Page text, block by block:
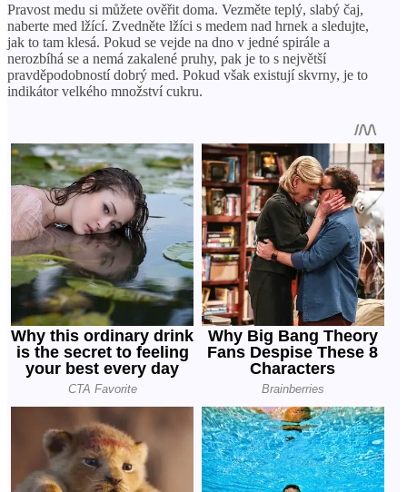
Pravost medu si můžete ověřit doma. Vezměte teplý, slabý čaj,
naberte med lžící. Zvedněte lžíci s medem nad hrnek a sledujte,
jak to tam klesá. Pokud se vejde na dno v jedné spirále a
nerozbíhá se a nemá zakalené pruhy, pak je to s největší
pravděpodobností dobrý med. Pokud však existují skvrny, je to
indikátor velkého množství cukru.